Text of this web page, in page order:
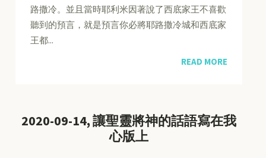
路撒冷。並且當時耶利米因著說了西底家王不喜歡
聽到的預言，就是預言你必將耶路撒冷城和西底家
王都...
READ MORE
2020-09-14, 讓聖靈將神的話語寫在我
心版上